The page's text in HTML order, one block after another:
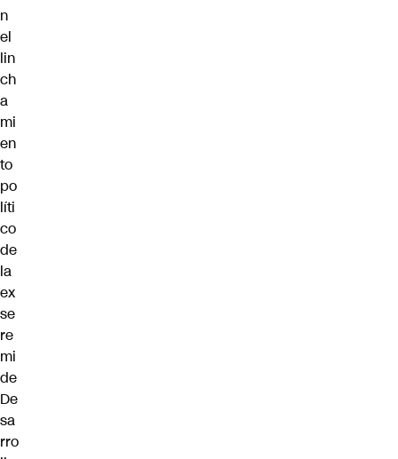
n
el
lin
ch
a
mi
en
to
po
líti
co
de
la
ex
se
re
mi
de
De
sa
rro